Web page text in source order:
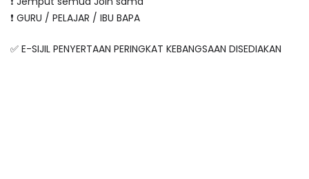
❗️ GURU / PELAJAR / IBU BAPA
✅ E-SIJIL PENYERTAAN PERINGKAT KEBANGSAAN DISEDIAKAN